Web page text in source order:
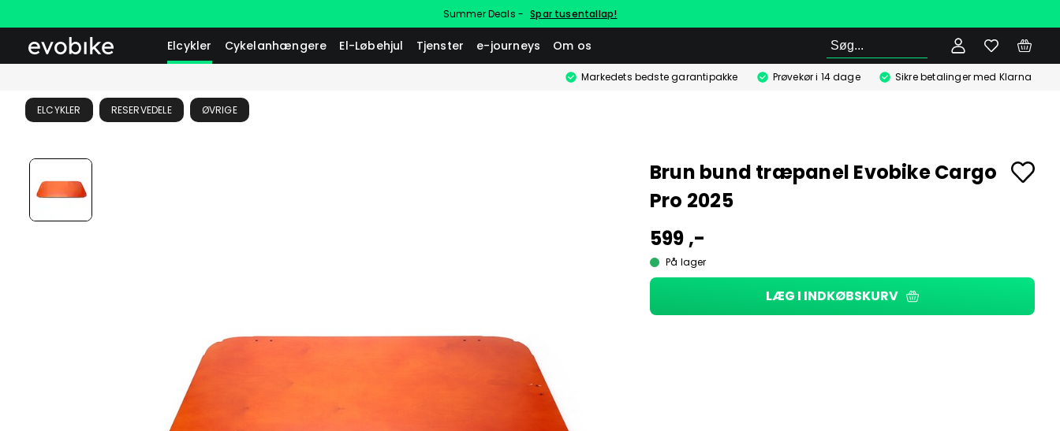
Summer Deals - Spar tusentallap!
Elcykler Cykelanhængere El-Løbehjul Tjenster e-journeys Om os Søg
Markedets bedste garantipakke Prøvekør i 14 dage Sikre betalinger med Klarna
ELCYKLER RESERVEDELE ØVRIGE
Brun bund træpanel Evobike Cargo
Pro 2025
599 ,-
På lager
LÆG I INDKØBSKURV